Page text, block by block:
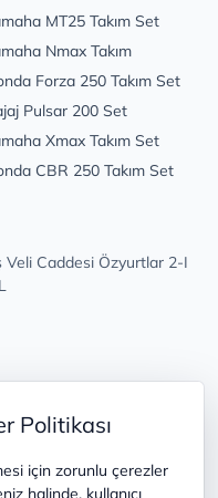
Politikası
için zorunlu çerezler
halinde, kullanıcı
MT25 Takım Set
Nmax Takım
Forza 250 Takım Set
Pulsar 200 Set
Xmax Takım Set
CBR 250 Takım Set
Veli Caddesi Özyurtlar 2-I